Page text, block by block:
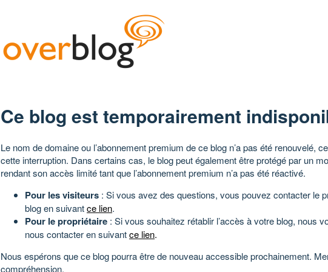
Ce blog est temporairement
Le nom de domaine ou l’abonnement premium de ce blog n’a pas été renouvelé,
cette interruption. Dans certains cas, le blog peut également être protégé par un
rendant son accès limité tant que l’abonnement premium n’a pas été réactivé.
Pour les visiteurs : Si vous avez des questions, vous pouvez contacter le
blog en suivantce lien.
Pour le propriétaire : Si vous souhaitez rétablir l’accès à votre blog, nous
nous contacter en suivantce lien.
Nous espérons que ce blog pourra être de nouveau accessible prochainement.
compréhension.